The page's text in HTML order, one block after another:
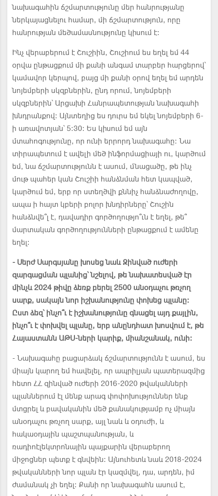
նախագահին ճշմարտությունը մեր հանրությանը
ներկայացնելու համար, մի ճշմարտություն, որը
հանրության մեծամասնությունը կիսում է։
Ինչ վերաբերում է Շուշիին, Շուշիում ես եղել եմ 44
օրվա ընթացքում մի քանի անգամ տարբեր հարցերով՝
կամավոր կերպով, բայց մի քանի օրով եղել եմ արդեն
նոյեմբերի սկզբներին, ընդ որում, նոյեմբերի
սկզբներին՝ Արցախի Հանրապետության նախագահի
խնդրանքով։ Այնտեղից ես դուրս եմ եկել նոյեմբերի 6-
ի առավոտյան՝ 5։30։ Ես կիսում եմ այն
մտահոգությունը, որ ունի երրորդ նախագահը։ Նա
տիրապետում է ավելի մեծ ինֆորմացիայի ու, կարծում
եմ, նա ճշմարտությունն է ասում, մնացածը, թե ինչ
մութ պահեր կան Շուշիի հանձնման հետ կապված,
կարծում եմ, երբ որ ստեղծվի քննիչ հանձնաժողովը,
ապա ի հայտ կբերի բոլոր խնդիրները՝ Շուշին
հանձնվե՞լ է, դավադիր գործողությո՞ւն է եղել, թե՞
մարտական գործողությունների ընթացքում է ամենը
եղել։
- Սերժ Սարգսյանը խոսեց նաև Զինված ուժերի
զարգացման պլանից՝ նշելով, թե նախատեսված էր
մինչև 2024 թիվը ձեռք բերել 2500 անօդաչու թռչող
սարք, սակայն նոր իշխանությունը փոխեց պլանը։
Ըստ ձեզ՝ ինչո՞ւ է իշխանությունը գնացել այդ քայլին,
ինչո՞ւ է փոխվել պլանը, երբ անընդհատ խոսվում է, թե
Հայաստանն ԱԹՍ-ների կարիք, միանշանակ, ունի։
- Նախագահը բացարձակ ճշմարտությունն է ասում, ես
միայն կարող եմ հավելել, որ ապրիլյան պատերազմից
հետո ՀՀ զինված ուժերի 2016-2020 թվականների
պլաններում էլ մենք արագ փոփոխություններ ենք
մտցրել և բավականին մեծ քանակությամբ ոչ միայն
անօդաչու թռչող սարք, այլ նաև և օդուժի, և
հակաօդային պաշտպանության, և
ռադիոէլեկտրոնային պայքարին վերաբերող
միջոցներ պետք է գնվեին։ Այնուհետև նաև 2018-2024
թվականների նոր պլան էր կազմվել, դա, արդեն, իմ
ժամանակ չի եղել։ Քանի որ նախագահն ասում է,